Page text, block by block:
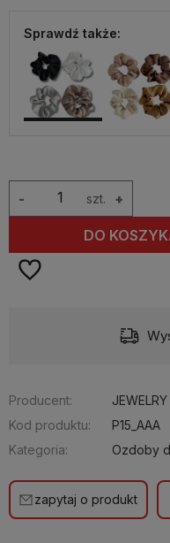
Sprawdź także:
szt. +
-
DO
Producent:
Kod produktu:
P15_AAA
Kategoria:
Ozdoby
zapytaj o produkt